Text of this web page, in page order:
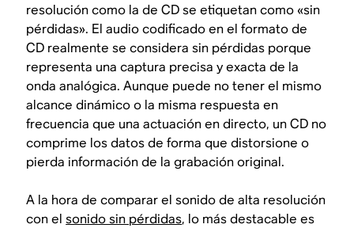
resolución como la de CD se etiquetan como «sin
pérdidas». El audio codificado en el formato de
CD realmente se considera sin pérdidas porque
representa una captura precisa y exacta de la
onda analógica. Aunque puede no tener el mismo
alcance dinámico o la misma respuesta en
frecuencia que una actuación en directo, un CD no
comprime los datos de forma que distorsione o
pierda información de la grabación original.
A la hora de comparar el sonido de alta resolución
con elsonido sin pérdidas, lo más destacable es